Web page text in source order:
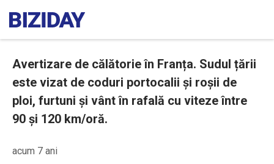
Avertizare de călătorie în Franța. Sudul țării
este vizat de coduri portocalii și roșii de
ploi, furtuni și vânt în rafală cu viteze între
90 și 120 km/oră.
acum 7 ani